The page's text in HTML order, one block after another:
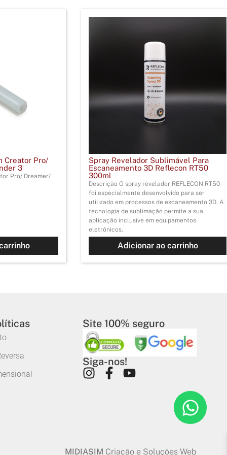
Creator Pro/
3
Pro/ Dreamer/
Spray Revelador Sublimável Para
Escaneamento 3D Reflecon RT50
300ml
Descrição O spray revelador REFLECON RT50
foi especialmente desenvolvido para ser
utilizado em processos de escaneamento 3D. A
tecnologia de sublimação permite a sua
aplicação inclusive em equipamentos
eletrônicos.
Adicionar ao carrinho
Site 100% seguro
Siga-nos!
MIDIASIM Criação e Soluções Web